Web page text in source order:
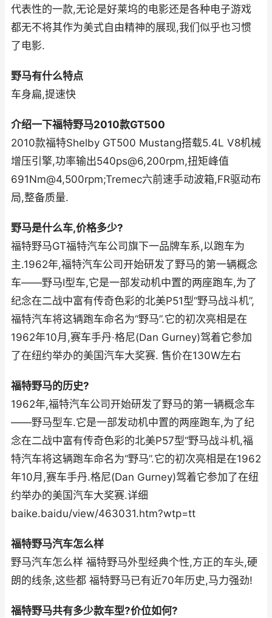
代表性的一款,无论是好莱坞的电影还是各种电子游戏
都无不将其作为美式自由精神的展现,我们似乎也习惯
了电影.
野马有什么特点
车身扁,提速快
介绍一下福特野马2010款GT500
2010款福特Shelby GT500 Mustang搭载5.4L V8机械
增压引擎,功率输出540ps@6,200rpm,扭矩峰值
691Nm@4,500rpm;Tremec六前速手动波箱,FR驱动布
局,整备质量.
野马是什么车,价格多少?
福特野马GT福特汽车公司旗下一品牌车系,以跑车为
主.1962年,福特汽车公司开始研发了野马的第一辆概念
车——野马I型车,它是一部发动机中置的两座跑车,为了
纪念在二战中富有传奇色彩的北美P51型“野马战斗机”,
福特汽车将这辆跑车命名为“野马”.它的初次亮相是在
1962年10月,赛车手丹·格尼(Dan Gurney)驾着它参加
了在纽约举办的美国汽车大奖赛. 售价在130W左右
福特野马的历史?
1962年,福特汽车公司开始研发了野马的第一辆概念车
——野马型车.它是一部发动机中置的两座跑车,为了纪
念在二战中富有传奇色彩的北美P57型“野马战斗机,福
特汽车将这辆跑车命名为“野马”.它的初次亮相是在1962
年10月,赛车手丹.格尼(Dan Gurney)驾着它参加了在纽
约举办的美国汽车大奖赛.详细
baike.baidu/view/463031.htm?wtp=tt
福特野马汽车怎么样
野马汽车怎么样 福特野马外型经典个性,方正的车头,硬
朗的线条,这些都 福特野马已有近70年历史,马力强劲!
福特野马共有多少款车型?价位如何?